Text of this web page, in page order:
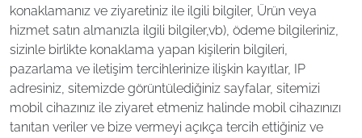
konaklamanız ve ziyaretiniz ile ilgili bilgiler, Ürün veya
hizmet satın almanızla ilgili bilgiler,vb), ödeme bilgileriniz,
sizinle birlikte konaklama yapan kişilerin bilgileri,
pazarlama ve iletişim tercihlerinize ilişkin kayıtlar, IP
adresiniz, sitemizde görüntülediğiniz sayfalar, sitemizi
mobil cihazınız ile ziyaret etmeniz halinde mobil cihazınızı
tanıtan veriler ve bize vermeyi açıkça tercih ettiğiniz ve